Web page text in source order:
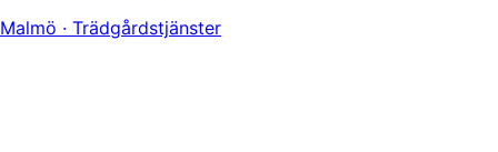
Malmö · Trädgårdstjänster